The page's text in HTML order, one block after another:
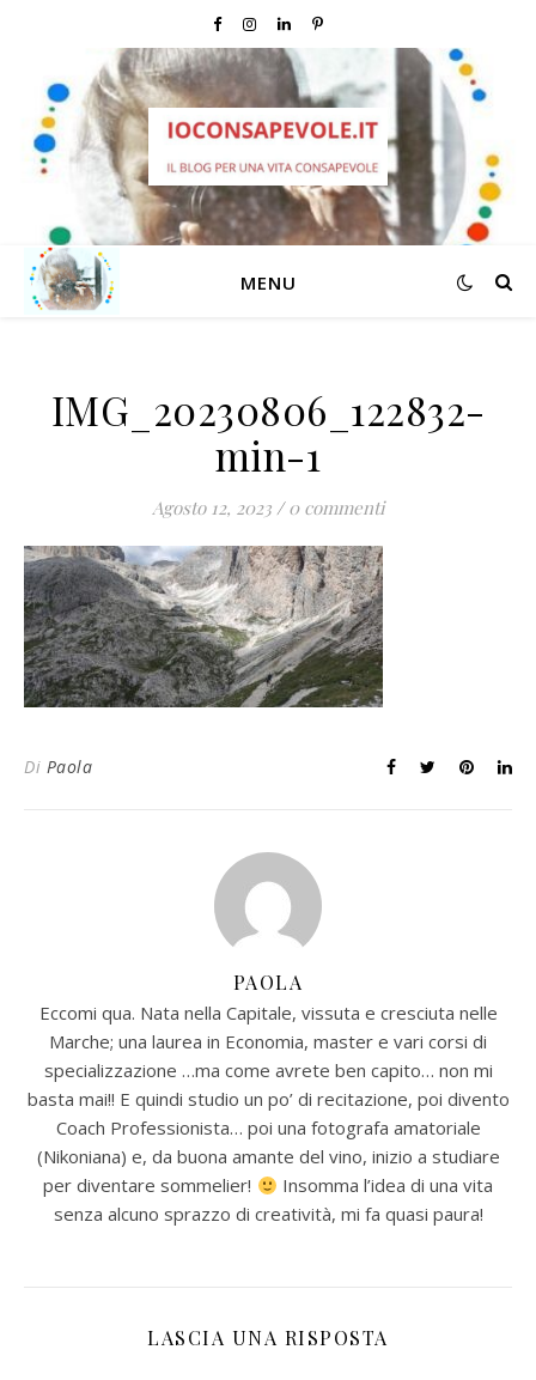
MENU
IMG_20230806_122832-
min-1
Agosto 12, 2023 / 0 commenti
Di Paola
PAOLA
Eccomi qua. Nata nella Capitale, vissuta e cresciuta nelle
Marche; una laurea in Economia, master e vari corsi di
specializzazione …ma come avrete ben capito… non mi
basta mai!! E quindi studio un po’ di recitazione, poi divento
Coach Professionista… poi una fotografa amatoriale
(Nikoniana) e, da buona amante del vino, inizio a studiare
per diventare sommelier!
Insomma l’idea di una vita
senza alcuno sprazzo di creatività, mi fa quasi paura!
LASCIA UNA RISPOSTA